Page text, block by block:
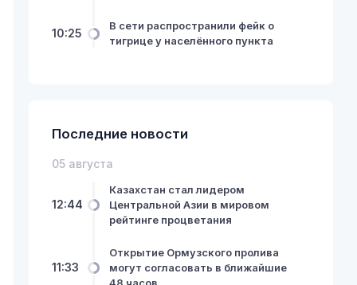
10:25
В сети распространили фейк о
тигрице у населённого пункта
Последние новости
05 августа
12:44
Казахстан стал лидером
Центральной Азии в мировом
рейтинге процветания
11:33
Открытие Ормузского пролива
могут согласовать в ближайшие